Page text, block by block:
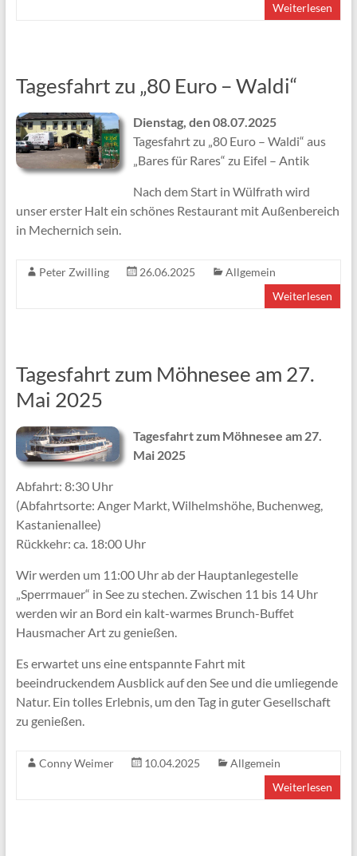
Weiterlesen
Tagesfahrt zu „80 Euro – Waldi“
Dienstag, den 08.07.2025
Tagesfahrt zu „80 Euro – Waldi“ aus
„Bares für Rares“ zu Eifel – Antik
Nach dem Start in Wülfrath wird
unser erster Halt ein schönes Restaurant mit Außenbereich
in Mechernich sein.
Peter Zwilling 26.06.2025
Allgemein
Weiterlesen
Tagesfahrt zum Möhnesee am 27.
Mai 2025
Tagesfahrt zum Möhnesee am 27.
Mai 2025
Abfahrt:​ ​8:30 Uhr
(Abfahrtsorte: Anger Markt, Wilhelmshöhe, Buchenweg,
Kastanienallee)
Rückkehr: ​ca. 18:00 Uhr
Wir werden um 11:00 Uhr ab der Hauptanlegestelle
„Sperrmauer“ in See zu stechen. Zwischen 11 bis 14 Uhr
werden wir an Bord ein kalt-warmes Brunch-Buffet
Hausmacher Art zu genießen.
Es erwartet uns eine entspannte Fahrt mit
beeindruckendem Ausblick auf den See und die umliegende
Natur. Ein tolles Erlebnis, um den Tag in guter Gesellschaft
zu genießen.
Conny Weimer 10.04.2025
Allgemein
Weiterlesen